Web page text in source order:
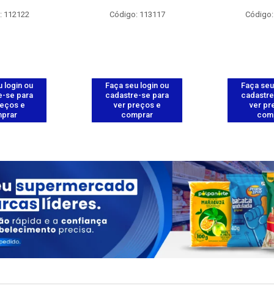
112122
login ou
se para
e
Código: 113117
Faça seu login ou
cadastre-se para
ver preços e
comprar
Faça
ver